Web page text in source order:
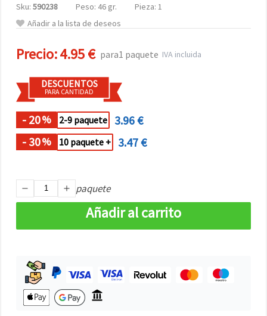
Sku: 590238 Peso: 46 gr.
Pieza: 1
Añadir a la lista de deseos
Precio:4.95 € para1 paquete IVA incluida
DESCUENTOS
PARA CANTIDAD
- 20% 2-9 paquete
3.96 €
- 30% 10 paquete + 3.47 €
paquete
Añadir al carrito